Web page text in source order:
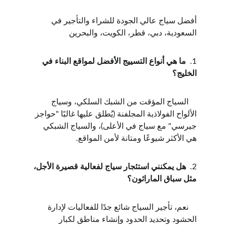
أفضل سياج عالي الجودة للشراء والتأجير في
السعودية، دبي، قطر، الكويت، والبحرين
1.
ما هي أنواع التسييج الأفضل لمواقع البناء في
الخليج؟
    السياج المؤقت من الشبك السلكي، وسياج
الألواح الفولاذية المجلفنة (يُطلق عليها غالبًا "حواجز
جيرسي" مع سياج في الأعلى)، والسياج الشبكي
هي الأكثر شيوعًا ومتانة لأمن المواقع.
2.
هل يمكنني استئجار سياج لفعالية قصيرة الأجل،
مثل سباق الماراثون؟
    نعم، تأجير السياج شائع جدًا للفعاليات لإدارة
الحشود وتحديد الحدود وإنشاء مناطق لكبار